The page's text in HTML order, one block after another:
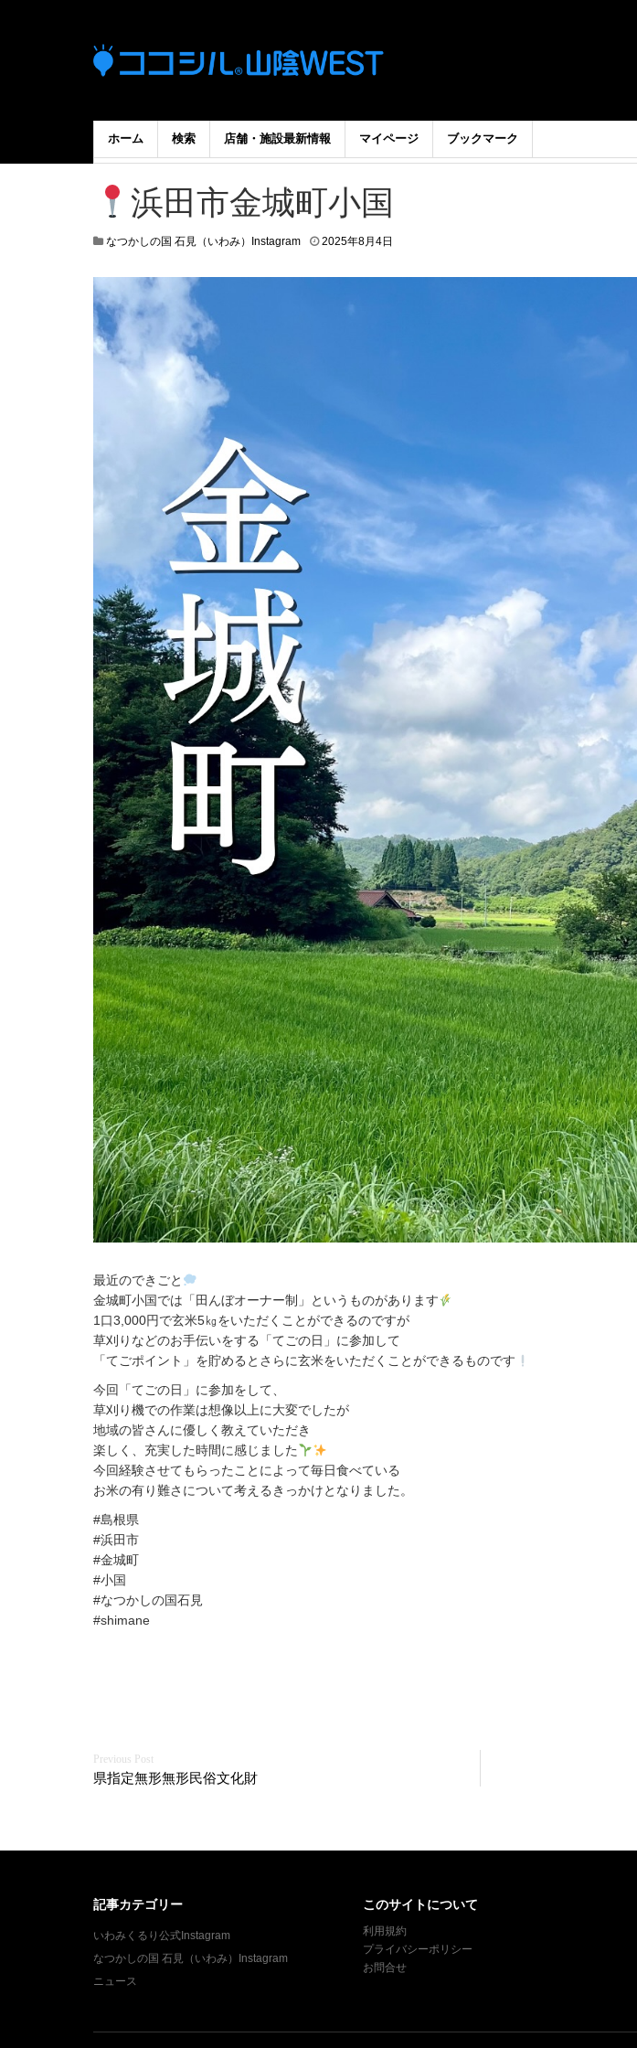
ホーム 検索 店舗・施設最新情報 マイページ ブックマーク
浜田市金城町小国
なつかしの国 石見（いわみ）Instagram 2025年8月4日
最近のできごと
金城町小国では「田んぼオーナー制」というものがあります
1口3,000円で玄米5㎏をいただくことができるのですが
草刈りなどのお手伝いをする「てごの日」に参加して
「てごポイント」を貯めるとさらに玄米をいただくことができるものです
今回「てごの日」に参加をして、
草刈り機での作業は想像以上に大変でしたが
地域の皆さんに優しく教えていただき
楽しく、充実した時間に感じました
今回経験させてもらったことによって毎日食べている
お米の有り難さについて考えるきっかけとなりました。
#島根県
#浜田市
#金城町
#小国
#なつかしの国石見
#shimane
投
ゲ
ー
シ
県指定無形無形民俗文化財
記事カテゴリー
いわみくるり公式Instagram
なつかしの国 石見（いわみ）Instagram
ニュース
このサイトについて
利用規約
プライバシーポリシー
お問合せ